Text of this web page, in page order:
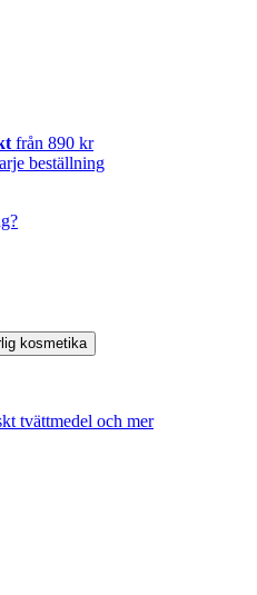
från 890 kr
beställning
tvättmedel och mer